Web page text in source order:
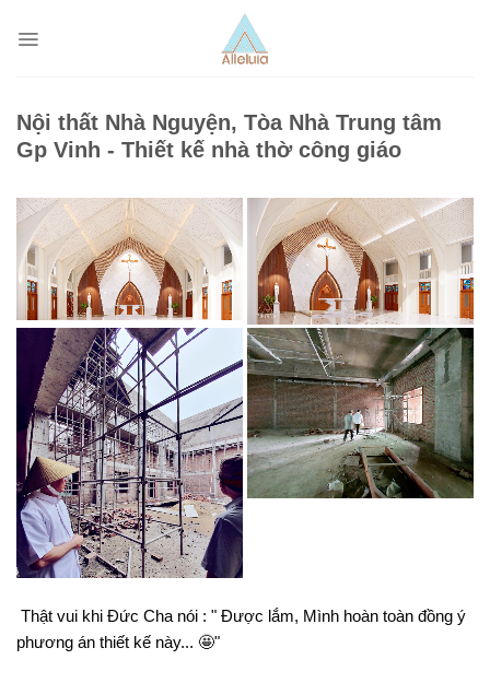
Nội thất Nhà Nguyện, Tòa Nhà Trung tâm
Gp Vinh - Thiết kế nhà thờ công giáo
Thật vui khi Đức Cha nói : " Được lắm, Mình hoàn toàn đồng ý
phương án thiết kế này... 🤩"